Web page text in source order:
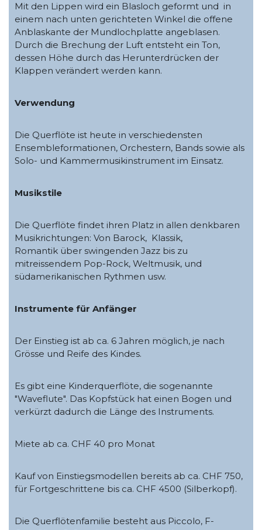
Mit den Lippen wird ein Blasloch geformt und in
einem nach unten gerichteten Winkel die offene
Anblaskante der Mundlochplatte angeblasen.
Durch die Brechung der Luft entsteht ein Ton,
dessen Höhe durch das Herunterdrücken der
Klappen verändert werden kann.
Verwendung
Die Querflöte ist heute in verschiedensten
Ensembleformationen, Orchestern, Bands sowie als
Solo- und Kammermusikinstrument im Einsatz.
Musikstile
Die Querflöte findet ihren Platz in allen denkbaren
Musikrichtungen: Von Barock, Klassik,
Romantik über swingenden Jazz bis zu
mitreissendem Pop-Rock, Weltmusik, und
südamerikanischen Rythmen usw.
Instrumente für Anfänger
Der Einstieg ist ab ca. 6 Jahren möglich, je nach
Grösse und Reife des Kindes.
Es gibt eine Kinderquerflöte, die sogenannte
"Waveflute". Das Kopfstück hat einen Bogen und
verkürzt dadurch die Länge des Instruments.
Miete ab ca. CHF 40 pro Monat
Kauf von Einstiegsmodellen bereits ab ca. CHF 750,
für Fortgeschrittene bis ca. CHF 4500 (Silberkopf).
Die Querflötenfamilie besteht aus Piccolo, F-